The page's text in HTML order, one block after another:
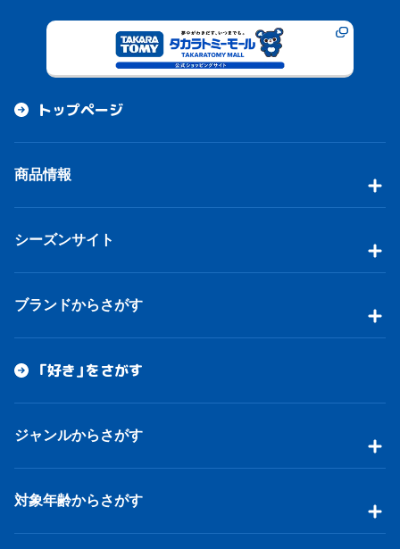
トップページ
商品情報
シーズンサイト
ブランドからさがす
「好き」をさがす
ジャンルからさがす
対象年齢からさがす